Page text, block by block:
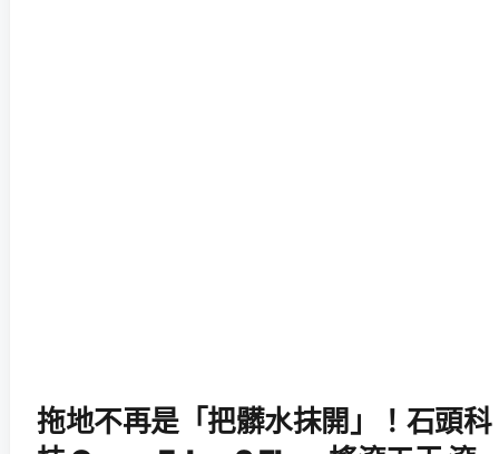
拖地不再是「把髒水抹開」！石頭科